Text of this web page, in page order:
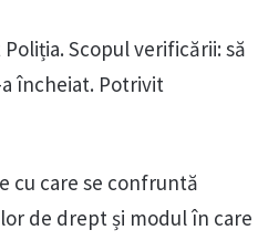
Scopul verificării: să
încheiat. Potrivit
cu care se confruntă
de drept și modul în care